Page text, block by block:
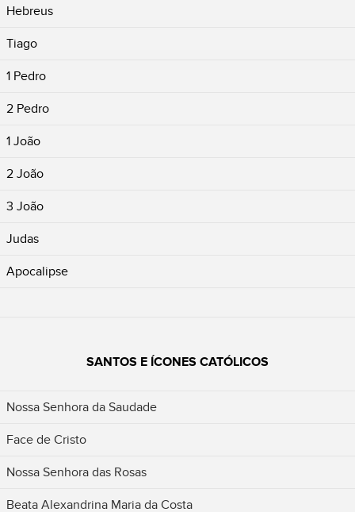
Hebreus
Tiago
1 Pedro
2 Pedro
1 João
2 João
3 João
Judas
Apocalipse
SANTOS E ÍCONES CATÓLICOS
Nossa Senhora da Saudade
Face de Cristo
Nossa Senhora das Rosas
Beata Alexandrina Maria da Costa